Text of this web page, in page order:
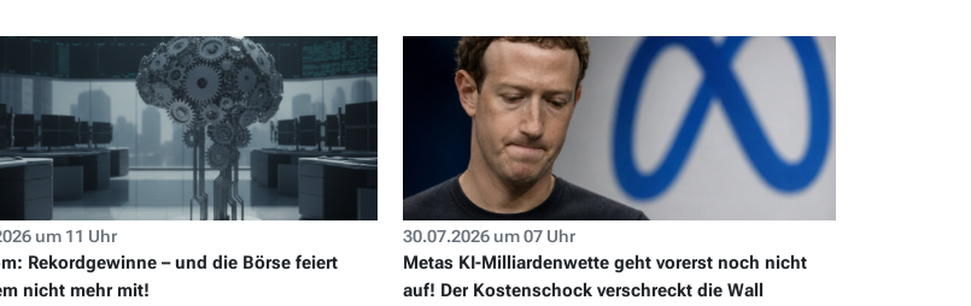
um 11 Uhr
Rekordgewinne – und die Börse feiert
nicht mehr mit!
30.07.2026 um 07 Uhr
Metas KI-Milliardenwette geht vorerst noch nicht
auf! Der Kostenschock verschreckt die Wall